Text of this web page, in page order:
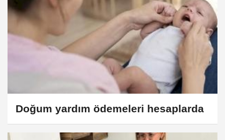
Doğum yardım ödemeleri hesaplarda